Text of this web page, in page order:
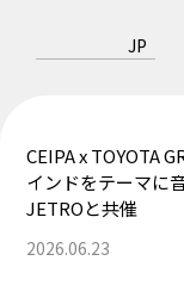
JP
CEIPA x TOYOTA
インドをテーマに
JETROと共催
2026.06.23